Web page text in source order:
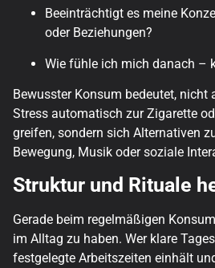
Beeinträchtigt es meine
oder Beziehungen?
Wie fühle ich mich danach –
Bewusster Konsum bedeutet, nicht
Stress automatisch zur Zigarette
greifen, sondern sich Alternativen
Bewegung, Musik oder soziale
Struktur und Rituale
Gerade beim regelmäßigen
im Alltag zu haben. Wer klare
festgelegte Arbeitszeiten einhält